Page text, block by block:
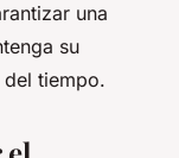
una
su
tiempo.